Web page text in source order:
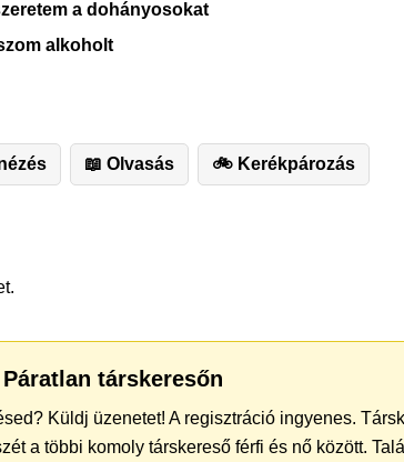
a dohányosokat
alkoholt
📖 Olvasás 🚲 Kerékpározás
társkeresőn
Küldj üzenetet! A regisztráció ingyenes.
a többi komoly társkereső férfi és nő között.